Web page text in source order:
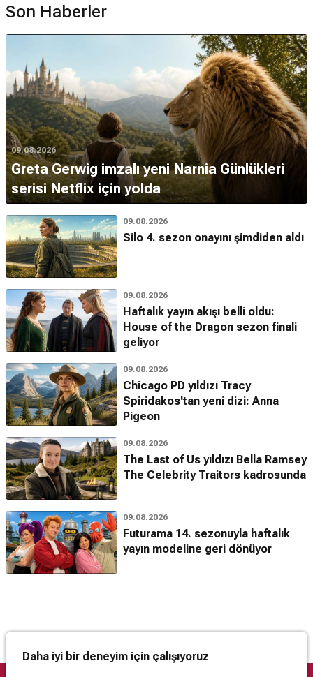
Son Haberler
09.08.2026
Greta Gerwig imzalı yeni Narnia Günlükleri
serisi Netflix için yolda
09.08.2026
Silo 4. sezon onayını şimdiden aldı
09.08.2026
Haftalık yayın akışı belli oldu:
House of the Dragon sezon finali
geliyor
09.08.2026
Chicago PD yıldızı Tracy
Spiridakos'tan yeni dizi: Anna
Pigeon
09.08.2026
The Last of Us yıldızı Bella Ramsey
The Celebrity Traitors kadrosunda
09.08.2026
Futurama 14. sezonuyla haftalık
yayın modeline geri dönüyor
Daha iyi bir deneyim için çalışıyoruz